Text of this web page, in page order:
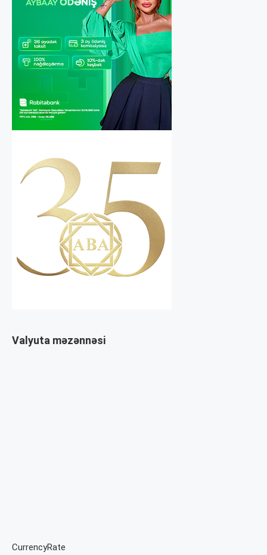
Valyuta məzənnəsi
CurrencyRate